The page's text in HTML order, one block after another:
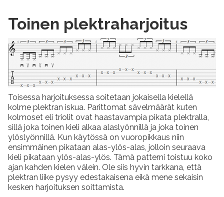
Toinen plektraharjoitus
Toisessa harjoituksessa soitetaan jokaisella kielellä
kolme plektran iskua. Parittomat sävelmäärät kuten
kolmoset eli triolit ovat haastavampia pikata plektralla,
sillä joka toinen kieli alkaa alaslyönnillä ja joka toinen
ylöslyönnillä. Kun käytössä on vuoropikkaus niin
ensimmäinen pikataan alas-ylös-alas, jolloin seuraava
kieli pikataan ylös-alas-ylös. Tämä patterni toistuu koko
ajan kahden kielen välein. Ole siis hyvin tarkkana, että
plektran liike pysyy edestakaisena eikä mene sekaisin
kesken harjoituksen soittamista.